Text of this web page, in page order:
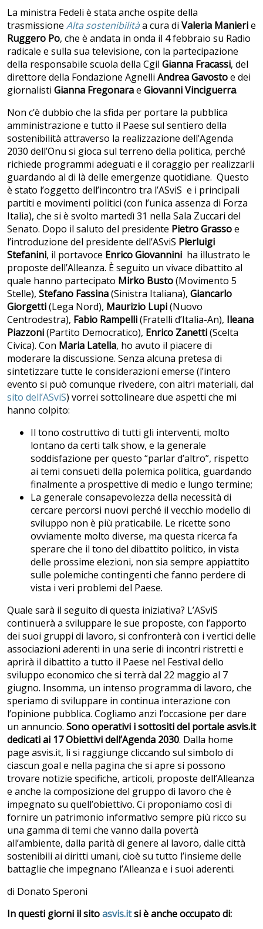
La ministra Fedeli è stata anche ospite della
trasmissione Alta sostenibilitàa cura di Valeria Manierie
Ruggero Po, che è andata in onda il 4 febbraio su Radio
radicale e sulla sua televisione, con la partecipazione
della responsabile scuola della Cgil Gianna Fracassi, del
direttore della Fondazione Agnelli Andrea Gavostoe dei
giornalisti Gianna Fregonarae Giovanni Vinciguerra.
Non c’è dubbio che la sfida per portare la pubblica
amministrazione e tutto il Paese sul sentiero della
sostenibilità attraverso la realizzazione dell’Agenda
2030 dell’Onu si gioca sul terreno della politica, perché
richiede programmi adeguati e il coraggio per realizzarli
guardando al di là delle emergenze quotidiane. Questo
è stato l’oggetto dell’incontro tra l’ASviS e i principali
partiti e movimenti politici (con l’unica assenza di Forza
Italia), che si è svolto martedì 31 nella Sala Zuccari del
Senato. Dopo il saluto del presidente Pietro Grassoe
l’introduzione del presidente dell’ASviS Pierluigi
Stefanini, il portavoce Enrico Giovannini ha illustrato le
proposte dell’Alleanza. È seguito un vivace dibattito al
quale hanno partecipato Mirko Busto(Movimento 5
Stelle), Stefano Fassina(Sinistra Italiana), Giancarlo
Giorgetti(Lega Nord), Maurizio Lupi(Nuovo
Centrodestra), Fabio Rampelli(Fratelli d’Italia-An), Ileana
Piazzoni(Partito Democratico), Enrico Zanetti(Scelta
Civica). Con Maria Latella, ho avuto il piacere di
moderare la discussione. Senza alcuna pretesa di
sintetizzare tutte le considerazioni emerse (l’intero
evento si può comunque rivedere, con altri materiali, dal
sito dell’ASviS) vorrei sottolineare due aspetti che mi
hanno colpito:
Il tono costruttivo di tutti gli interventi, molto
lontano da certi talk show, e la generale
soddisfazione per questo “parlar d’altro”, rispetto
ai temi consueti della polemica politica, guardando
finalmente a prospettive di medio e lungo termine;
La generale consapevolezza della necessità di
cercare percorsi nuovi perché il vecchio modello di
sviluppo non è più praticabile. Le ricette sono
ovviamente molto diverse, ma questa ricerca fa
sperare che il tono del dibattito politico, in vista
delle prossime elezioni, non sia sempre appiattito
sulle polemiche contingenti che fanno perdere di
vista i veri problemi del Paese.
Quale sarà il seguito di questa iniziativa? L’ASviS
continuerà a sviluppare le sue proposte, con l’apporto
dei suoi gruppi di lavoro, si confronterà con i vertici delle
associazioni aderenti in una serie di incontri ristretti e
aprirà il dibattito a tutto il Paese nel Festival dello
sviluppo economico che si terrà dal 22 maggio al 7
giugno. Insomma, un intenso programma di lavoro, che
speriamo di sviluppare in continua interazione con
l’opinione pubblica. Cogliamo anzi l’occasione per dare
un annuncio. Sono operativi i sottositi del portale asvis.it
dedicati ai 17 Obiettivi dell’Agenda 2030. Dalla home
page asvis.it, li si raggiunge cliccando sul simbolo di
ciascun goal e nella pagina che si apre si possono
trovare notizie specifiche, articoli, proposte dell’Alleanza
e anche la composizione del gruppo di lavoro che è
impegnato su quell’obiettivo. Ci proponiamo così di
fornire un patrimonio informativo sempre più ricco su
una gamma di temi che vanno dalla povertà
all’ambiente, dalla parità di genere al lavoro, dalle città
sostenibili ai diritti umani, cioè su tutto l’insieme delle
battaglie che impegnano l’Alleanza e i suoi aderenti.
di Donato Speroni
In questi giorni il sitoasvis.itsi è anche occupato di: